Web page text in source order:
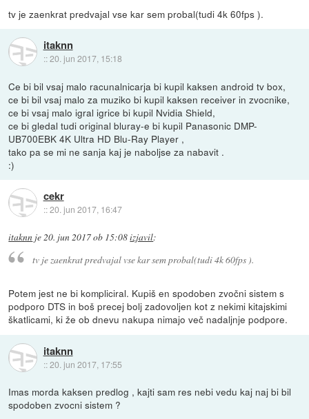
tv je zaenkrat predvajal vse kar sem probal(tudi 4k 60fps ).
itaknn
::20. jun 2017, 15:18
Ce bi bil vsaj malo racunalnicarja bi kupil kaksen android tv box,
ce bi bil vsaj malo za muziko bi kupil kaksen receiver in zvocnike,
ce bi vsaj malo igral igrice bi kupil Nvidia Shield,
ce bi gledal tudi original bluray-e bi kupil Panasonic DMP-
UB700EBK 4K Ultra HD Blu-Ray Player ,
tako pa se mi ne sanja kaj je naboljse za nabavit .
:)
cekr
::20. jun 2017, 16:47
itaknn je20. jun 2017 ob 15:08izjavil:
tv je zaenkrat predvajal vse kar sem probal(tudi 4k 60fps ).
Potem jest ne bi kompliciral. Kupiš en spodoben zvočni sistem s
podporo DTS in boš precej bolj zadovoljen kot z nekimi kitajskimi
škatlicami, ki že ob dnevu nakupa nimajo več nadaljnje podpore.
itaknn
::20. jun 2017, 17:55
Imas morda kaksen predlog , kajti sam res nebi vedu kaj naj bi bil
spodoben zvocni sistem ?